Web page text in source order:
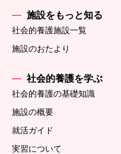
施設をもっと知る
社会的養護施設一覧
施設のおたより
社会的養護を学ぶ
社会的養護の基礎知識
施設の概要
就活ガイド
実習について